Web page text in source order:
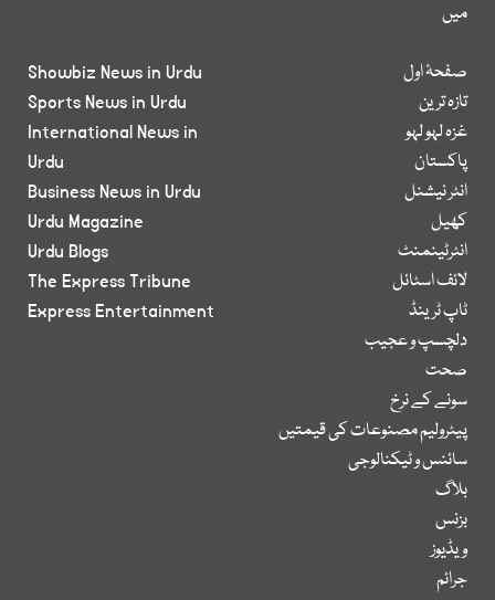
میں
صفحۂ اول
تازہ ترین
غزہ لہو لہو
پاکستان
انٹر نیشنل
کھیل
انٹرٹینمنٹ
لائف اسٹائل
ٹاپ ٹرینڈ
دلچسپ و عجیب
صحت
سونے کے نرخ
پیٹرولیم مصنوعات کی قیمتیں
سائنس و ٹیکنالوجی
بلاگ
بزنس
ویڈیوز
جرائم
Showbiz News in Urdu
Sports News in Urdu
International News in
Urdu
Business News in Urdu
Urdu Magazine
Urdu Blogs
The Express Tribune
Express Entertainment